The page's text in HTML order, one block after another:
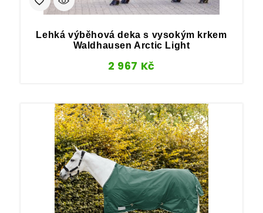
Lehká výběhová deka s vysokým krkem
Waldhausen Arctic Light
2 967 Kč